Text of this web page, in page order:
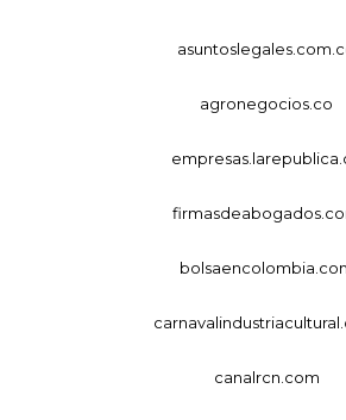
agronegocios.co
canalrcn.com